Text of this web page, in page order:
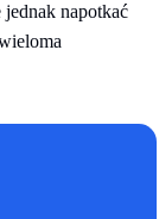
napotkać